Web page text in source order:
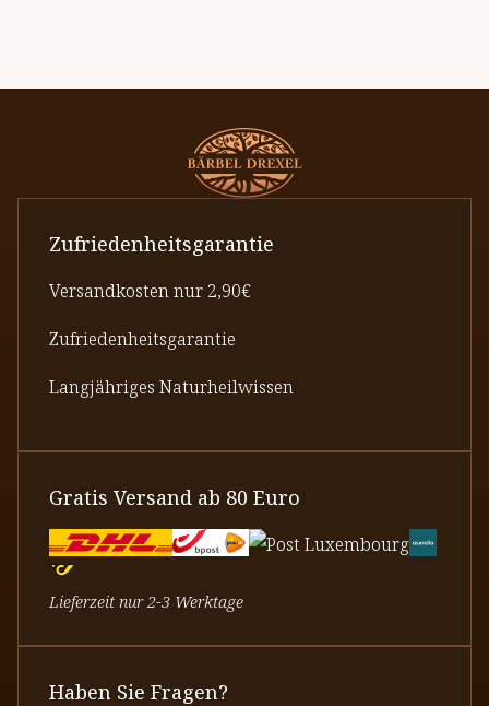
Zufriedenheitsgarantie
Versandkosten nur 2,90€
Zufriedenheitsgarantie
Langjähriges Naturheilwissen
Gratis Versand ab 80 Euro
Lieferzeit nur 2-3 Werktage
Haben Sie Fragen?